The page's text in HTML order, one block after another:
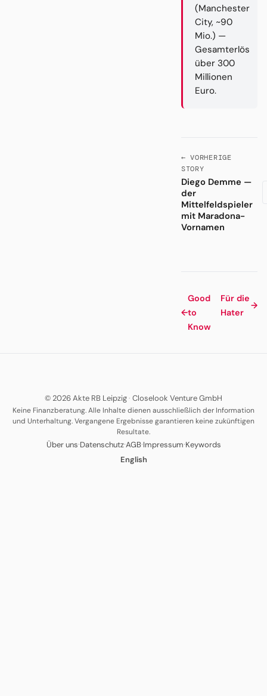
(Manchester
City, ~90
Mio.) —
Gesamterlös
über 300
Millionen
Euro.
← VORHERIGE
STORY
Diego Demme —
der
Mittelfeldspieler
mit Maradona-
Vornamen
←
Good
to
Know
Für die
Hater
→
© 2026 Akte RB Leipzig· Closelook Venture GmbH
Keine Finanzberatung. Alle Inhalte dienen ausschließlich der Information
und Unterhaltung. Vergangene Ergebnisse garantieren keine zukünftigen
Resultate.
Über uns·Datenschutz·AGB·Impressum·Keywords
English